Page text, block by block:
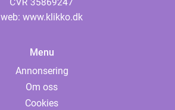
web: www.klikko.dk
Menu
Annonsering
Om oss
Cookies